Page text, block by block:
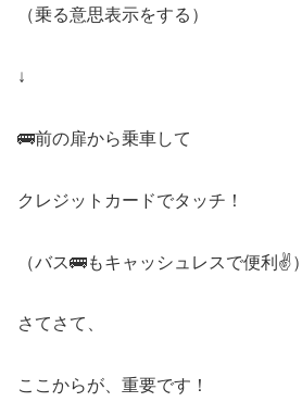
（乗る意思表示をする）
↓
🚌前の扉から乗車して
クレジットカードでタッチ！
（バス🚌もキャッシュレスで便利✌️）
さてさて、
ここからが、重要です！